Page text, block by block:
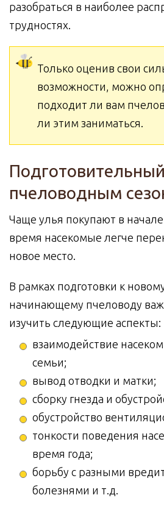
разобраться в наиболее
трудностях.
Только оценив свои
возможности, можно
подходит ли вам
ли этим заниматься.
пчеловодным
Чаще улья покупают в
время насекомые легче
новое место.
В рамках подготовки к
начинающему пчеловоду
изучить следующие аспекты:
взаимодействие
семьи;
вывод отводки и матки;
сборку гнезда и
обустройство
тонкости поведения
время года;
борьбу с разными
болезнями и т.д.